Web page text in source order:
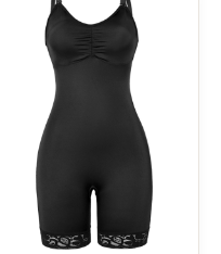
ISO 9001
100